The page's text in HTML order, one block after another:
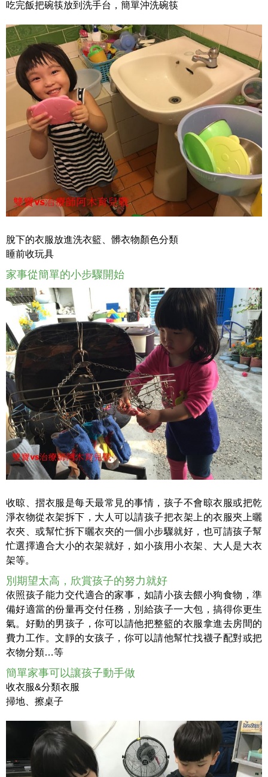
吃完飯把碗筷放到洗手台，簡單沖洗碗筷
脫下的衣服放進洗衣籃、髒衣物顏色分類
睡前收玩具
家事從簡單的小步驟開始
收晾、摺衣服是每天最常見的事情，孩子不會晾衣服或把乾
淨衣物從衣架拆下，大人可以請孩子把衣架上的衣服夾上曬
衣夾、或幫忙拆下曬衣夾的一個小步驟就好，也可請孩子幫
忙選擇適合大小的衣架就好，如小孩用小衣架、大人是大衣
架等。
別期望太高，欣賞孩子的努力就好
依照孩子能力交代適合的家事，如請小孩去餵小狗食物，準
備好適當的份量再交付任務，別給孩子一大包，搞得你更生
氣。好動的男孩子，你可以請他把整籃的衣服拿進去房間的
費力工作。文靜的女孩子，你可以請他幫忙找襪子配對或把
衣物分類…等
簡單家事可以讓孩子動手做
收衣服&分類衣服
掃地、擦桌子